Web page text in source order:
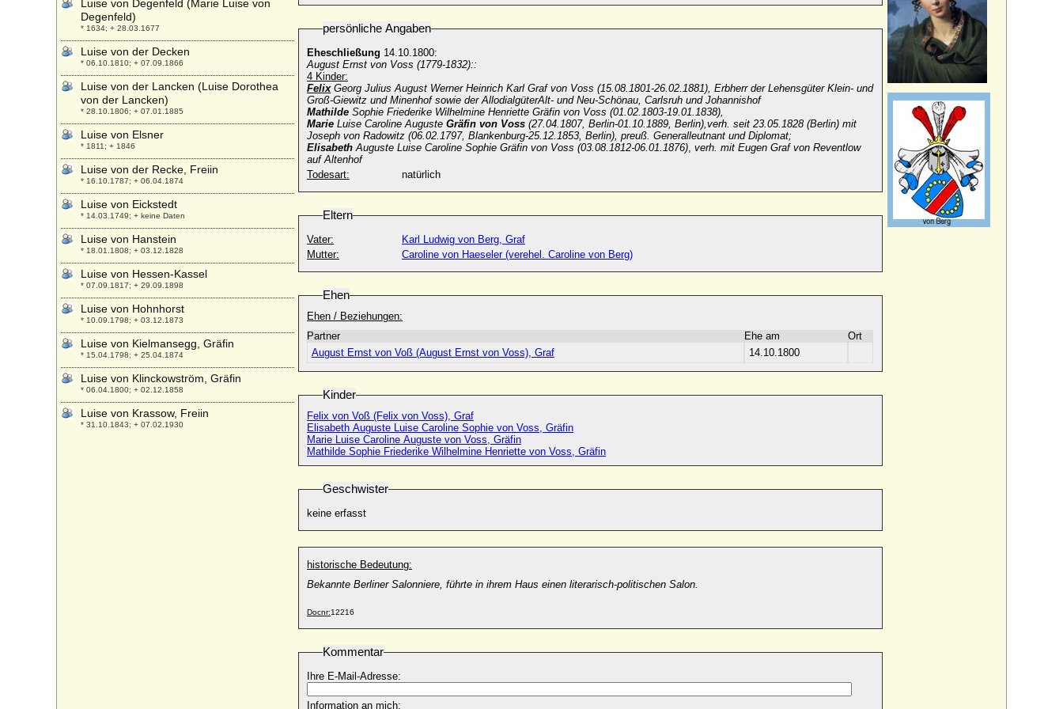
persönliche Angaben
Eheschließung 14.10.1800:
August Ernst von Voss (1779-1832)::
4 Kinder:
FelixGeorg Julius August Werner Heinrich Karl Graf von Voss (15.08.1801-26.02.1881), Erbherr der Lehensgüter Klein- und
Groß-Giewitz und Minenhof sowie der AllodialgüterAlt- und Neu-Schönau, Carlsruh und Johannishof
Mathilde Sophie Friederike Wilhelmine Henriette Gräfin von Voss (01.02.1803-19.01.1838),
Marie Luise Caroline Auguste Gräfin von Voss (27.04.1807, Berlin-01.10.1889, Berlin),verh. seit 23.05.1828 (Berlin) mit
Joseph von Radowitz (06.02.1797, Blankenburg-25.12.1853, Berlin), preuß. Generalleutnant und Diplomat;
Elisabeth Auguste Luise Caroline Sophie Gräfin von Voss (03.08.1812-06.01.1876), verh. mit Eugen Graf von Reventlow
auf Altenhof
Todesart:
natürlich
Eltern
Vater:
Karl Ludwig von Berg, Graf
Mutter:
Caroline von Haeseler (verehel. Caroline von Berg)
Ehen
Ehen / Beziehungen:
Partner
Ehe am
Ort
August Ernst von Voß (August Ernst von Voss), Graf
14.10.1800
Kinder
Felix von Voß (Felix von Voss), Graf
Elisabeth Auguste Luise Caroline Sophie von Voss, Gräfin
Marie Luise Caroline Auguste von Voss, Gräfin
Mathilde Sophie Friederike Wilhelmine Henriette von Voss, Gräfin
Geschwister
keine erfasst
historische Bedeutung:
Bekannte Berliner Salonniere, führte in ihrem Haus einen literarisch-politischen Salon.
Docnr:12216
Kommentar
Ihre E-Mail-Adresse:
Information an mich:
Luise von Degenfeld (Marie Luise von
Degenfeld)
* 1634; + 28.03.1677
Luise von der Decken
* 06.10.1810; + 07.09.1866
Luise von der Lancken (Luise Dorothea
von der Lancken)
* 28.10.1806; + 07.01.1885
Luise von Elsner
* 1811; + 1846
Luise von der Recke, Freiin
* 16.10.1787; + 06.04.1874
Luise von Eickstedt
* 14.03.1749; + keine Daten
Luise von Hanstein
* 18.01.1808; + 03.12.1828
Luise von Hessen-Kassel
* 07.09.1817; + 29.09.1898
Luise von Hohnhorst
* 10.09.1798; + 03.12.1873
Luise von Kielmansegg, Gräfin
* 15.04.1798; + 25.04.1874
Luise von Klinckowström, Gräfin
* 06.04.1800; + 02.12.1858
Luise von Krassow, Freiin
* 31.10.1843; + 07.02.1930